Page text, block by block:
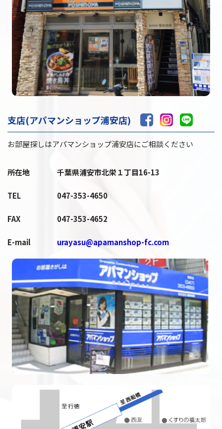
支店(アパマンショップ浦安店)
お部屋探しはアパマンショップ浦安店にご相談ください
所在地 千葉県浦安市北栄１丁目16-13
TEL 047-353-4650
FAX 047-353-4652
E-mail urayasu@apamanshop-fc.com